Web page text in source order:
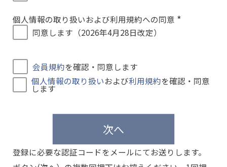
個人情報の取り扱いおよび利用規約への同意
同意します（2026年4月28日改定）
会員規約を確認・同意します
個人情報の取り扱いおよび利用規約を確認・同意
します
次へ
登録に必要な認証コードをメールにてお送りします。